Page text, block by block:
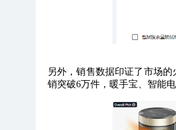
另外，销售数据印证了市场
销突破6万件，暖手宝、智能